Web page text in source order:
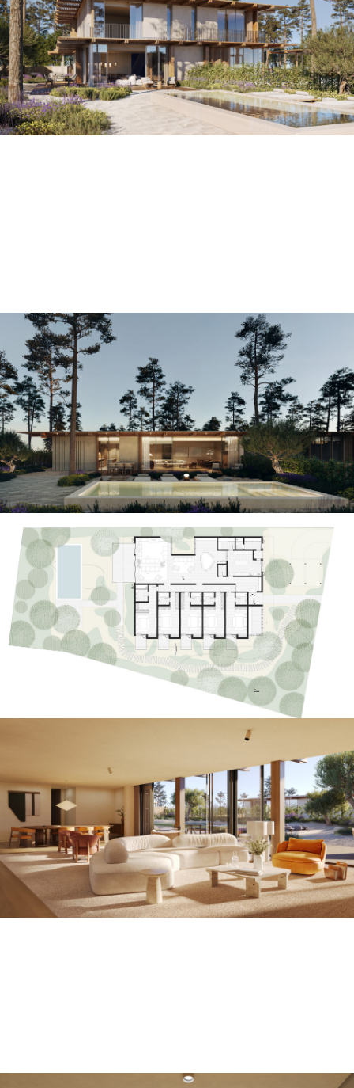
entre os espaços interiores e exteriores, promovendo
um estilo de vida integrado com a natureza.
As pérgulas de madeira acrescentam um elemento
visualmente atrativo ao design, proporcionando sombra
e criando espaços convidativos ao ar livre.